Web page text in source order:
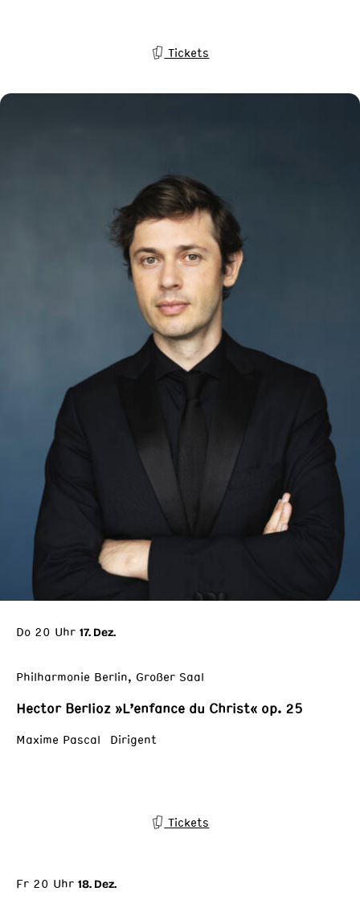
Tickets
Do 20 Uhr 17. Dez.
Philharmonie Berlin, Großer Saal
Hector Berlioz »L’enfance du Christ« op. 25
Maxime Pascal Dirigent
Tickets
Fr 20 Uhr 18. Dez.